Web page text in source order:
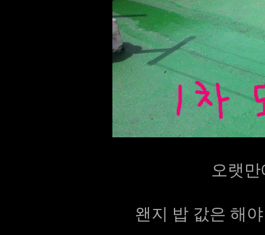
오랫
왠지 밥 값은 해